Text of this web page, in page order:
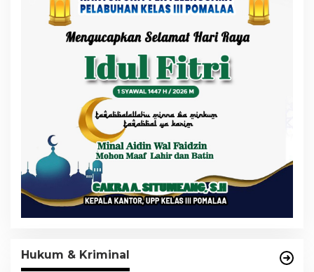
Hukum & Kriminal